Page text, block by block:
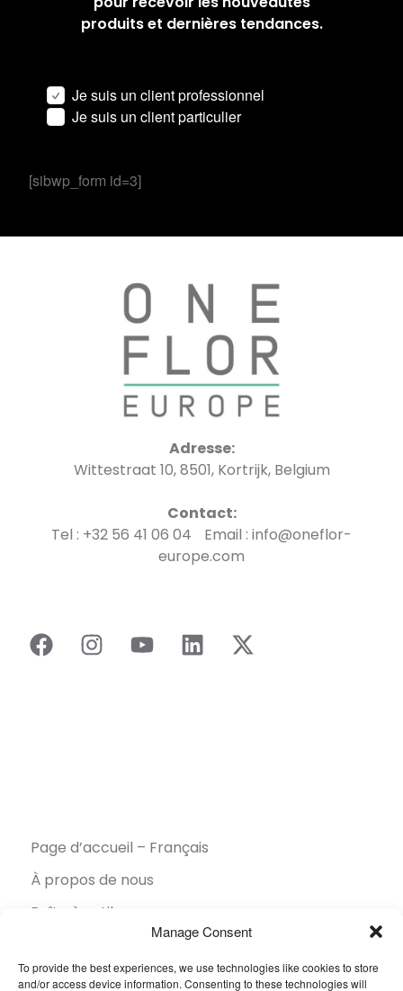
Manage Consent
To provide the best experiences, we use technologies like cookies to store
and/or access device information. Consenting to these technologies will
produits et dernières tendances.
Je suis un client professionnel
Je suis un client particulier
[sibwp_form id=3]
Adresse:
Wittestraat 10, 8501, Kortrijk, Belgium
Contact:
Tel : +32 56 41 06 04 Email : info@oneflor-
europe.com
Page d’accueil – Français
À propos de nous
Boîte à outils
Collection